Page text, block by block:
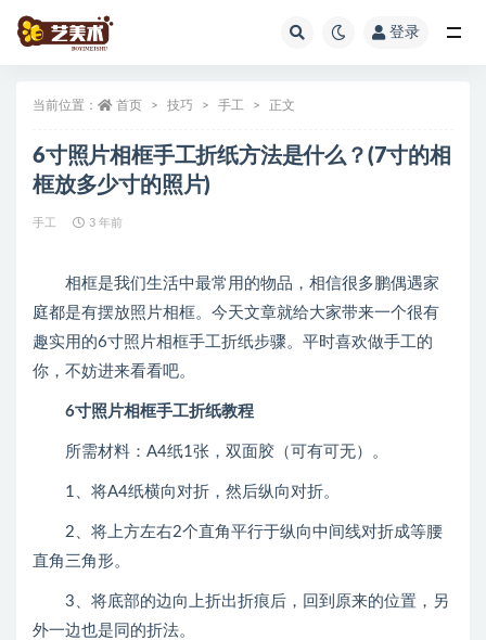
登录
当前位置： 首页 技巧 手工 正文
6寸照片相框手工折纸方法是什么？(7寸的相
框放多少寸的照片)
手工 3 年前
相框是我们生活中最常用的物品，相信很多鹏偶遇家
庭都是有摆放照片相框。今天文章就给大家带来一个很有
趣实用的6寸照片相框手工折纸步骤。平时喜欢做手工的
你，不妨进来看看吧。
6寸照片相框手工折纸教程
所需材料：A4纸1张，双面胶（可有可无）。
1、将A4纸横向对折，然后纵向对折。
2、将上方左右2个直角平行于纵向中间线对折成等腰
直角三角形。
3、将底部的边向上折出折痕后，回到原来的位置，另
外一边也是同的折法。